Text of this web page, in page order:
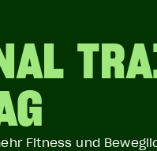
Fitness und